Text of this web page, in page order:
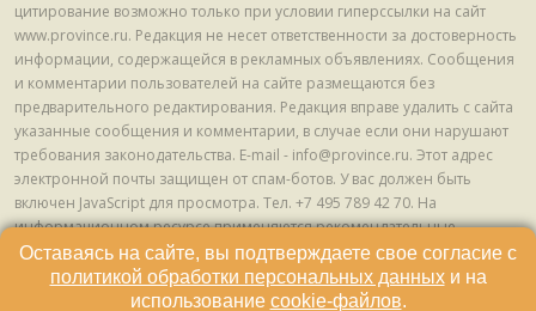
цитирование возможно только при условии гиперссылки на сайт
www.province.ru. Редакция не несет ответственности за достоверность
информации, содержащейся в рекламных объявлениях. Сообщения
и комментарии пользователей на сайте размещаются без
предварительного редактирования. Редакция вправе удалить с сайта
указанные сообщения и комментарии, в случае если они нарушают
требования законодательства. E-mail - info@province.ru. Этот адрес
электронной почты защищен от спам-ботов. У вас должен быть
включен JavaScript для просмотра. Tел. +7 495 789 42 70. На
информационном ресурсе применяются рекомендательные
технологии (информационные технологии предоставления
информации на основе сбора, систематизации и анализа сведений,
относящихся к предпочтениям пользователей сети "Интернет",
Оставаясь на сайте, вы подтверждаете свое согласие с
политикой обработки персональных данныхи на
использование cookie-файлов.